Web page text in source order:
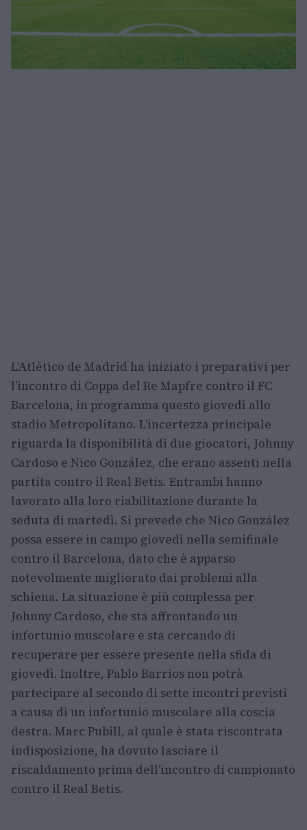
L’Atlético de Madrid ha iniziato i preparativi per
l’incontro di Coppa del Re Mapfre contro il FC
Barcelona, in programma questo giovedì allo
stadio Metropolitano. L’incertezza principale
riguarda la disponibilità di due giocatori, Johnny
Cardoso e Nico González, che erano assenti nella
partita contro il Real Betis. Entrambi hanno
lavorato alla loro riabilitazione durante la
seduta di martedì. Si prevede che Nico González
possa essere in campo giovedì nella semifinale
contro il Barcelona, dato che è apparso
notevolmente migliorato dai problemi alla
schiena. La situazione è più complessa per
Johnny Cardoso, che sta affrontando un
infortunio muscolare e sta cercando di
recuperare per essere presente nella sfida di
giovedì. Inoltre, Pablo Barrios non potrà
partecipare al secondo di sette incontri previsti
a causa di un infortunio muscolare alla coscia
destra. Marc Pubill, al quale è stata riscontrata
indisposizione, ha dovuto lasciare il
riscaldamento prima dell’incontro di campionato
contro il Real Betis.